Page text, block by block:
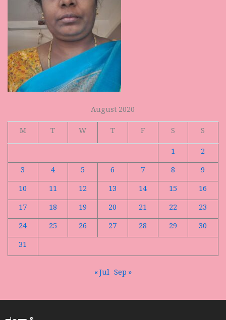
August 2020
M
T W T F S
S
1
2
3
4 5 6 7 8
9
10
11 12 13 14 15
16
17
18 19 20 21 22
23
24
25 26 27 28 29
30
31
« Jul Sep »